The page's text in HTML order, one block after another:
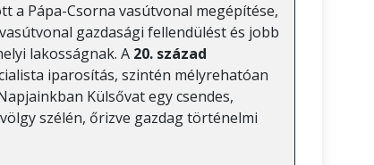
a Pápa-Csorna vasútvonal megépítése,
gazdasági fellendülést és jobb
lakosságnak. A 20. század
iparosítás, szintén mélyrehatóan
Külsővat egy csendes,
szélén, őrizve gazdag történelmi